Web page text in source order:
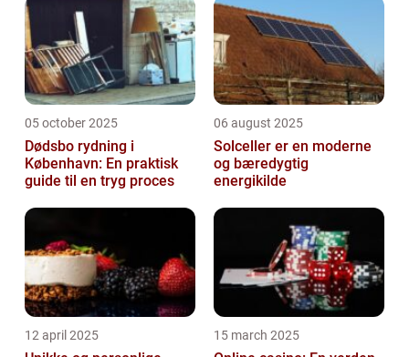
05 october 2025
Dødsbo rydning i
København: En praktisk
guide til en tryg proces
06 august 2025
Solceller er en moderne
og bæredygtig
energikilde
12 april 2025 15 march 2025